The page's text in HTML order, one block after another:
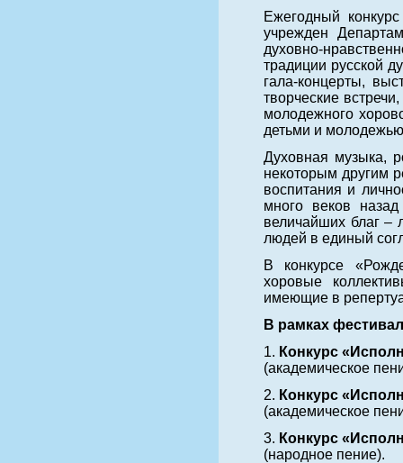
Ежегодный
учрежден
духовно-
традиции русской
гала-концерты,
творческие
молодежного
детьми и
Духовная музыка,
некоторым другим
воспитания и
много веков
величайших благ –
людей в единый
В конкурсе
хоровые
имеющие в
В рамках
1. Конкурс
(академическое
2. Конкурс
(академическое
3. Конкурс
(народное пение).